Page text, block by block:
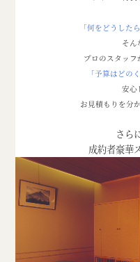
「何をどうした
そん
プロのスタッフ
「予算はどの
安心
お見積もりを分
さら
成約者豪華